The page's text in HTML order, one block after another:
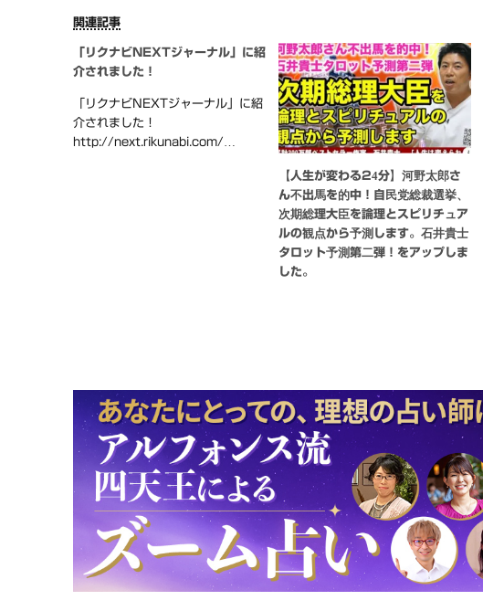
関連記事
「リクナビNEXTジャーナル」に紹
介されました！
「リクナビNEXTジャーナル」に紹
介されました！
http://next.rikunabi.com/…
【人生が変わる24分】河野太郎さ
ん不出馬を的中！自民党総裁選挙、
次期総理大臣を論理とスピリチュア
ルの観点から予測します。石井貴士
タロット予測第二弾！をアップしま
した。